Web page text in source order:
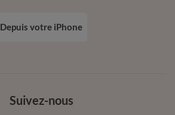
Suivez-nous
Depuis votre iPhone